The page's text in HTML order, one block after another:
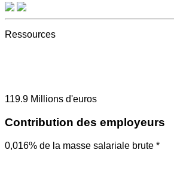
Ressources
119.9 Millions d'euros
Contribution des employeurs
0,016% de la masse salariale brute *